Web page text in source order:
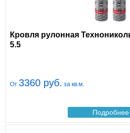
Кровля рулонная
5.5
От 3360 руб. за кв.м.
Подробнее